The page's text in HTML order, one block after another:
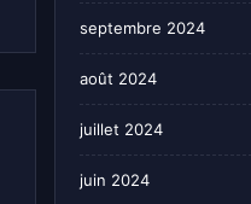
septembre 2024
août 2024
juillet 2024
juin 2024